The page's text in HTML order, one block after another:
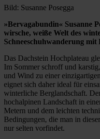
Bild: Susanne Posegga
»Bervagabundin« Susanne
wirsche, weiße Welt des
Schneeschuhwanderung
Das Dachstein Hochplateau
Im Sommer schroff und
und Wind zu einer
eignet sich daher ideal für
winterliche Berglandschaft.
hochalpinen Landschaft in
Metern und dem leichten
Bedingungen, die man in
nur selten vorfindet.